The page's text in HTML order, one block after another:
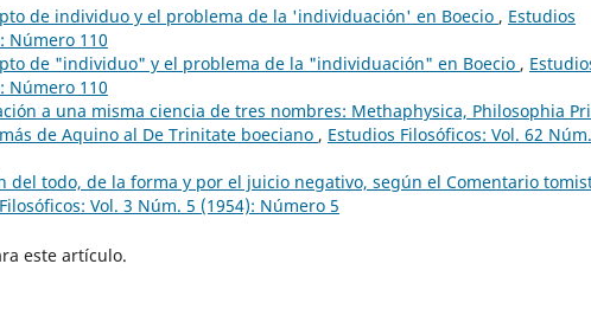
de individuo y el problema de la 'individuación' en Boecio , Estudios
Número 110
de "individuo" y el problema de la "individuación" en Boecio ,
Número 110
a una misma ciencia de tres nombres: Methaphysica, Philosophia
de Aquino al De Trinitate boeciano , Estudios Filosóficos: Vol. 62 Núm.
del todo, de la forma y por el juicio negativo, según el Comentario
Vol. 3 Núm. 5 (1954): Número 5
este artículo.